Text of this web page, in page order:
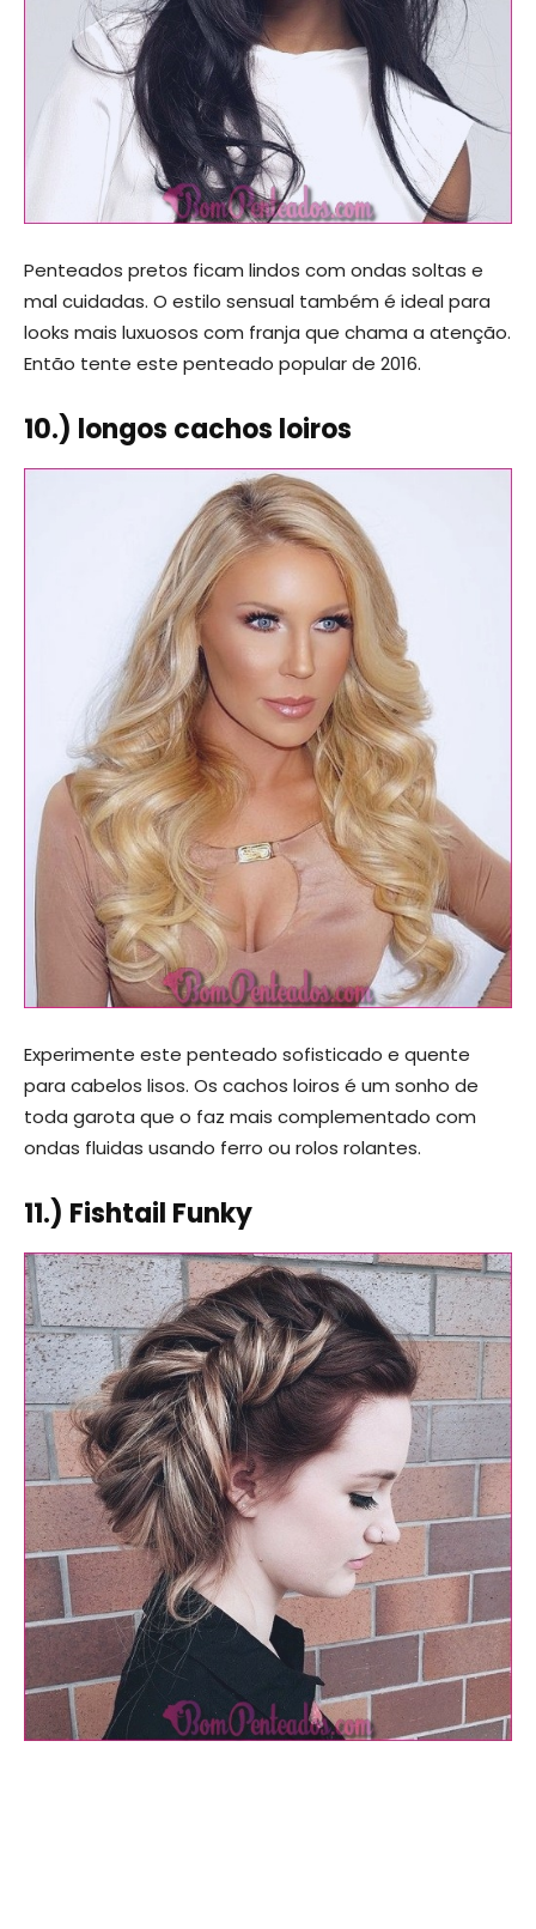
Penteados pretos ficam lindos com ondas soltas e
mal cuidadas. O estilo sensual também é ideal para
looks mais luxuosos com franja que chama a atenção.
Então tente este penteado popular de 2016.
10.) longos cachos loiros
Experimente este penteado sofisticado e quente
para cabelos lisos. Os cachos loiros é um sonho de
toda garota que o faz mais complementado com
ondas fluidas usando ferro ou rolos rolantes.
11.) Fishtail Funky